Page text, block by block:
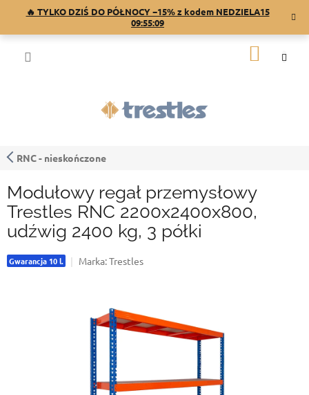
treści
🔥 TYLKO DZIŚ DO PÓŁNOCY −15% z kodem NEDZIELA15
09:55:08
RNC - nieskończone
Modułowy regał przemysłowy
Trestles RNC 2200x2400x800,
udźwig 2400 kg, 3 półki
Gwarancja 10 l. Marka:Trestles